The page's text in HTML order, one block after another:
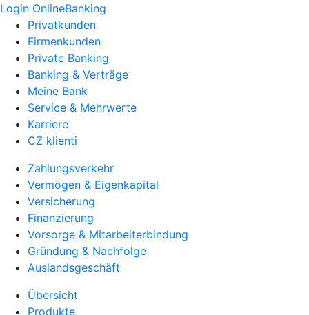
Login OnlineBanking
Privatkunden
Firmenkunden
Private Banking
Banking & Verträge
Meine Bank
Service & Mehrwerte
Karriere
CZ klienti
Zahlungsverkehr
Vermögen & Eigenkapital
Versicherung
Finanzierung
Vorsorge & Mitarbeiterbindung
Gründung & Nachfolge
Auslandsgeschäft
Übersicht
Produkte